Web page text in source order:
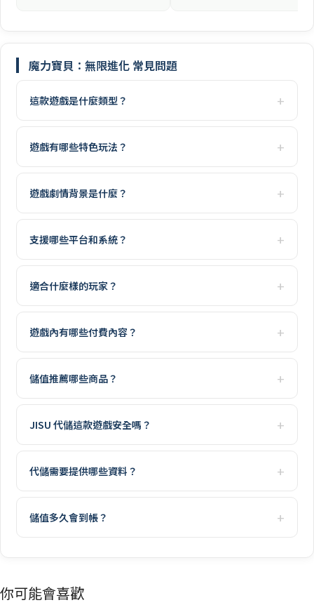
魔力寶貝：無限進化 常見問題
這款遊戲是什麼類型？
遊戲有哪些特色玩法？
遊戲劇情背景是什麼？
支援哪些平台和系統？
適合什麼樣的玩家？
遊戲內有哪些付費內容？
儲值推薦哪些商品？
JISU 代儲這款遊戲安全嗎？
代儲需要提供哪些資料？
儲值多久會到帳？
你可能會喜歡